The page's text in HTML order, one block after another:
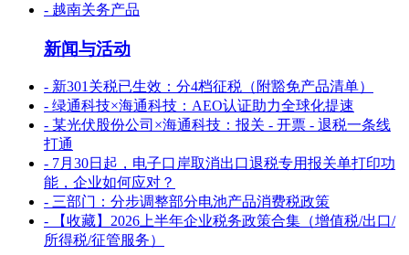
- 越南关务产品
新闻与活动
- 新301关税已生效：分4档征税（附豁免产品清单）
- 绿通科技×海通科技：AEO认证助力全球化提速
- 某光伏股份公司×海通科技：报关 - 开票 - 退税一条线
打通
- 7月30日起，电子口岸取消出口退税专用报关单打印功
能，企业如何应对？
- 三部门：分步调整部分电池产品消费税政策
- 【收藏】2026上半年企业税务政策合集（增值税/出口/
所得税/征管服务）